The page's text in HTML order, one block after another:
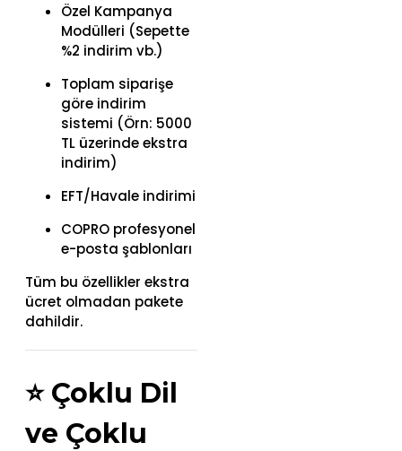
Özel Kampanya
Modülleri (Sepette
%2 indirim vb.)
Toplam siparişe
göre indirim
sistemi (Örn: 5000
TL üzerinde ekstra
indirim)
EFT/Havale indirimi
COPRO profesyonel
e-posta şablonları
Tüm bu özellikler ekstra
ücret olmadan pakete
dahildir.
⭐ Çoklu Dil
ve Çoklu